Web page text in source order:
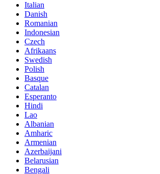
Italian
Danish
Romanian
Indonesian
Czech
Afrikaans
Swedish
Polish
Basque
Catalan
Esperanto
Hindi
Lao
Albanian
Amharic
Armenian
Azerbaijani
Belarusian
Bengali